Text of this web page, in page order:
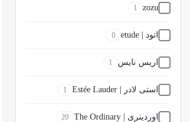
zozu
1
اتود | etude 0
اریس نایس 1
استی لادر | Estée Lauder 1
اوردینری | The Ordinary 20